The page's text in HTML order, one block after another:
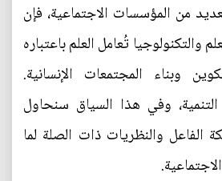
من المؤسسات الاجتماعية، فإن
والتكنولوجيا تُعامل العلم باعتباره
وبناء المجتمعات الإنسانية.
وفي هذا السياق سنحاول
والنظريات ذات الصلة لما